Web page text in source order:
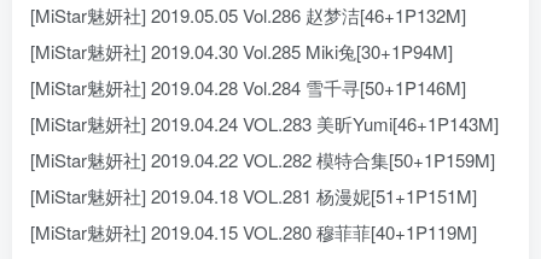
[MiStar魅妍社] 2019.05.05 Vol.286 赵梦洁[46+1P132M]
[MiStar魅妍社] 2019.04.30 Vol.285 Miki兔[30+1P94M]
[MiStar魅妍社] 2019.04.28 Vol.284 雪千寻[50+1P146M]
[MiStar魅妍社] 2019.04.24 VOL.283 美昕Yumi[46+1P143M]
[MiStar魅妍社] 2019.04.22 VOL.282 模特合集[50+1P159M]
[MiStar魅妍社] 2019.04.18 VOL.281 杨漫妮[51+1P151M]
[MiStar魅妍社] 2019.04.15 VOL.280 穆菲菲[40+1P119M]